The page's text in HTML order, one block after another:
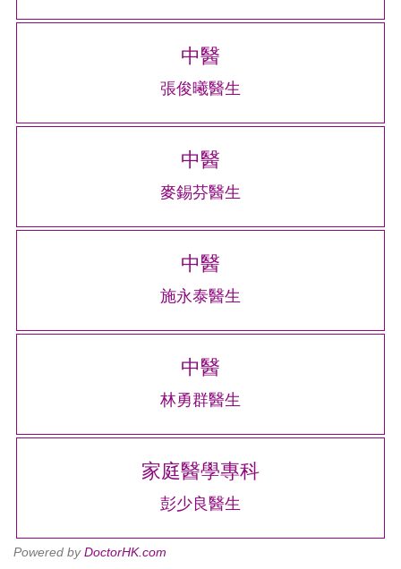
中醫
張俊曦醫生
中醫
麥錫芬醫生
中醫
施永泰醫生
中醫
林勇群醫生
家庭醫學專科
彭少良醫生
Powered byDoctorHK.com